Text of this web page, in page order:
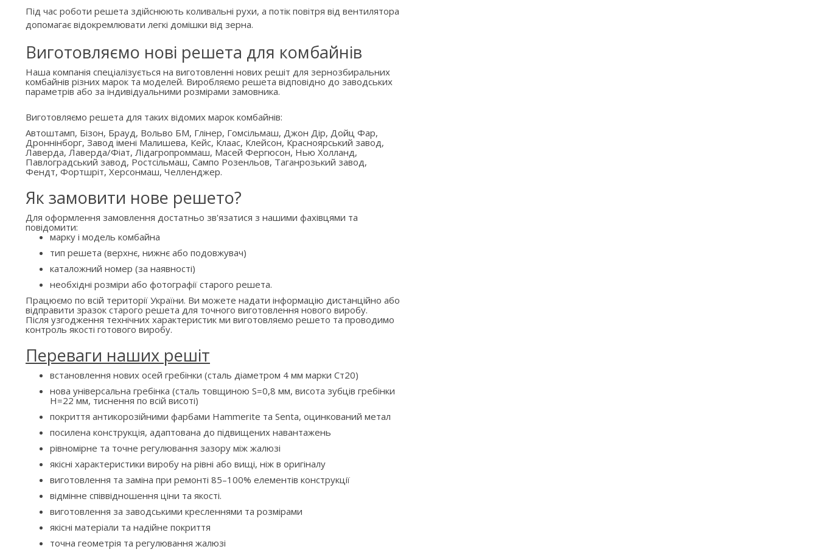
Під час роботи решета здійснюють коливальні рухи, а потік повітря від вентилятора
допомагає відокремлювати легкі домішки від зерна.
Виготовляємо нові решета для комбайнів
Наша компанія спеціалізується на виготовленні нових решіт для зернозбиральних
комбайнів різних марок та моделей. Виробляємо решета відповідно до заводських
параметрів або за індивідуальними розмірами замовника.
Виготовляємо решета для таких відомих марок комбайнів:
Автоштамп, Бізон, Брауд, Вольво БМ, Глінер, Гомсільмаш, Джон Дір, Дойц Фар,
Дроннінборг, Завод імені Малишева, Кейс, Клаас, Клейсон, Красноярський завод,
Лаверда, Лаверда/Фіат, Лідагропроммаш, Масей Фергюсон, Нью Холланд,
Павлоградський завод, Ростсільмаш, Сампо Розенльов, Таганрозький завод,
Фендт, Фортшріт, Херсонмаш, Челленджер.
Як замовити нове решето?
Для оформлення замовлення достатньо зв'язатися з нашими фахівцями та
повідомити:
марку і модель комбайна
тип решета (верхнє, нижнє або подовжувач)
каталожний номер (за наявності)
необхідні розміри або фотографії старого решета.
Працюємо по всій території України. Ви можете надати інформацію дистанційно або
відправити зразок старого решета для точного виготовлення нового виробу.
Після узгодження технічних характеристик ми виготовляємо решето та проводимо
контроль якості готового виробу.
Переваги наших решіт
встановлення нових осей гребінки (сталь діаметром 4 мм марки Ст20)
нова універсальна гребінка (сталь товщиною S=0,8 мм, висота зубців гребінки
H=22 мм, тиснення по всій висоті)
покриття антикорозійними фарбами Hammerite та Senta, оцинкований метал
посилена конструкція, адаптована до підвищених навантажень
рівномірне та точне регулювання зазору між жалюзі
якісні характеристики виробу на рівні або вищі, ніж в оригіналу
виготовлення та заміна при ремонті 85–100% елементів конструкції
відмінне співвідношення ціни та якості.
виготовлення за заводськими кресленнями та розмірами
якісні матеріали та надійне покриття
точна геометрія та регулювання жалюзі